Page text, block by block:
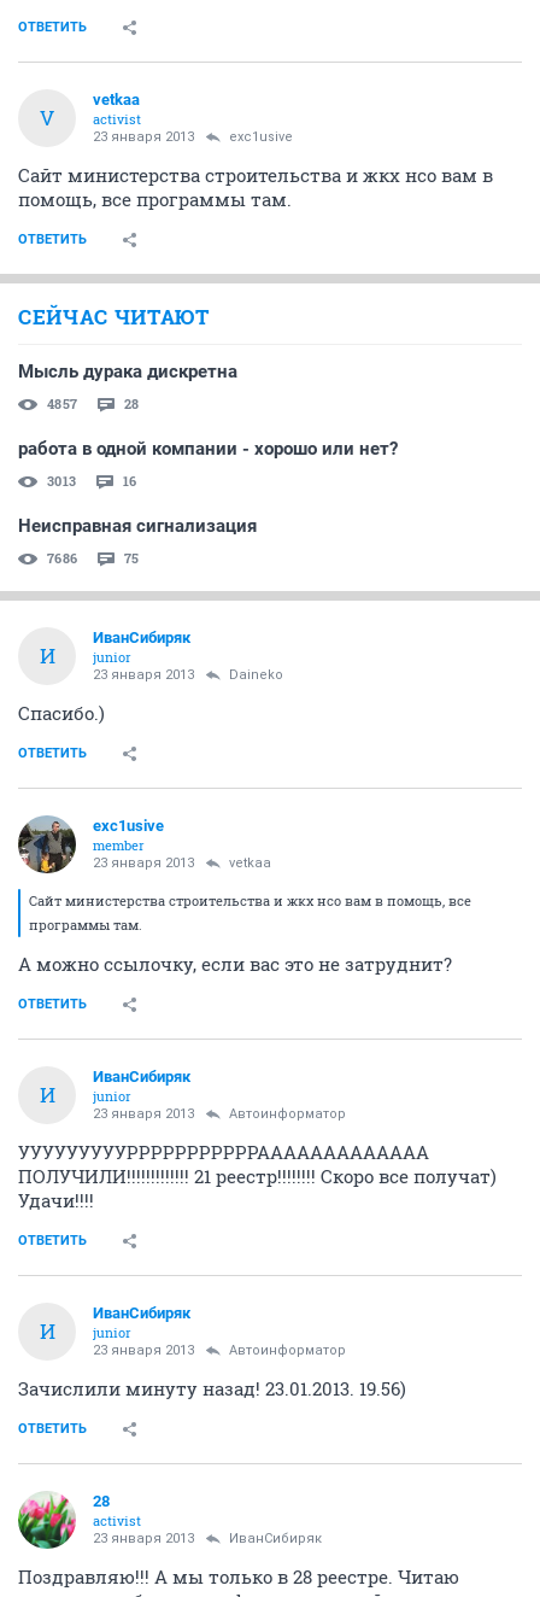
ОТВЕТИТЬ
V
vetkaa
activist
23 января 2013 exc1usive
Сайт министерства строительства и жкх нсо вам в
помощь, все программы там.
ОТВЕТИТЬ
СЕЙЧАС ЧИТАЮТ
Мысль дурака дискретна
4857 28
работа в одной компании - хорошо или нет?
3013 16
Неисправная сигнализация
7686 75
И
ИванСибиряк
junior
23 января 2013 Daineko
Спасибо.)
ОТВЕТИТЬ
exc1usive
member
23 января 2013 vetkaa
Сайт министерства строительства и жкх нсо вам в помощь, все
программы там.
А можно ссылочку, если вас это не затруднит?
ОТВЕТИТЬ
И
ИванСибиряк
junior
23 января 2013 Автоинформатор
УУУУУУУУУРРРРРРРРРРРААААААААААААА
ПОЛУЧИЛИ!!!!!!!!!!!!! 21 реестр!!!!!!!! Скоро все получат)
Удачи!!!!
ОТВЕТИТЬ
И
ИванСибиряк
junior
23 января 2013 Автоинформатор
Зачислили минуту назад! 23.01.2013. 19.56)
ОТВЕТИТЬ
28
activist
23 января 2013 ИванСибиряк
Поздравляю!!! А мы только в 28 реестре. Читаю